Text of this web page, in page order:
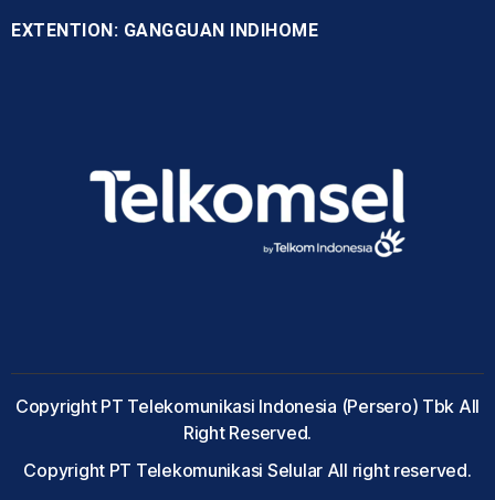
EXTENTION: GANGGUAN INDIHOME
Copyright PT Telekomunikasi Indonesia (Persero) Tbk All
Right Reserved.
Copyright PT Telekomunikasi Selular All right reserved.